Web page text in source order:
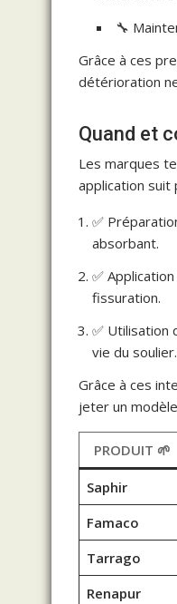
🔧
Grâce à ces
détérioration
Quand et
Les marques
application suit
✅
absorbant.
✅
fissuration.
✅ Utilisation
vie du soulier.
Grâce à ces
jeter un
PRODUIT 🌱
Saphir
Famaco
Tarrago
Renapur